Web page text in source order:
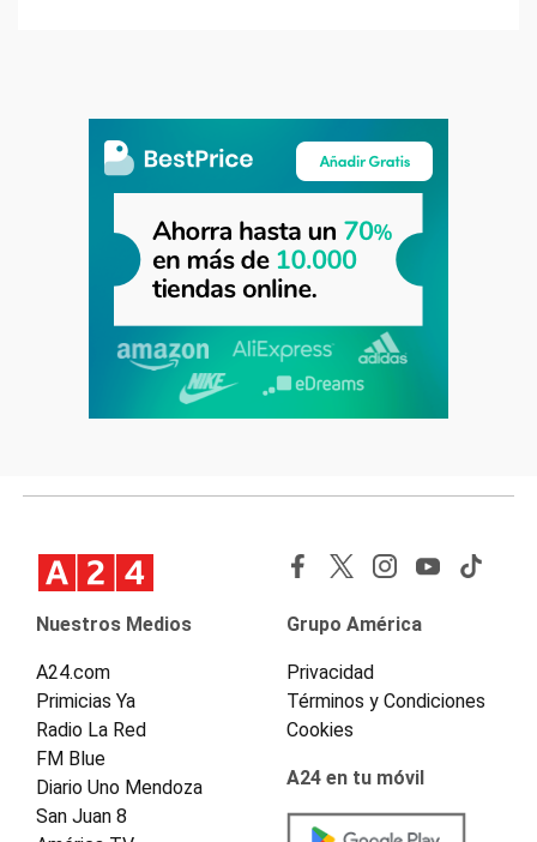
Nuestros Medios
A24.com
Primicias Ya
Radio La Red
FM Blue
Diario Uno Mendoza
San Juan 8
Grupo América
Privacidad
Términos y Condiciones
Cookies
A24 en tu móvil